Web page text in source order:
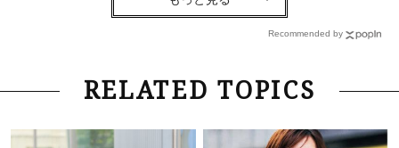
「お若いですね」は褒め言葉？“若い＝美しい”と
錯覚させる社会の危うさ【上野千鶴子のジェンダ
Lifestyle 2026.8.6
26年夏の【開運アクション】は”ひと拭き”習
は？」
Recommended by
RELATED TOPICS